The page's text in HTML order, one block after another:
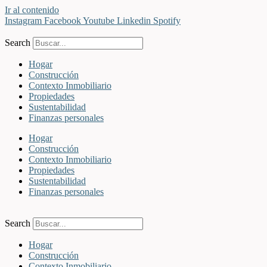
Ir al contenido
Instagram FacebookYoutube Linkedin Spotify
Search
Hogar
Construcción
Contexto Inmobiliario
Propiedades
Sustentabilidad
Finanzas personales
Hogar
Construcción
Contexto Inmobiliario
Propiedades
Sustentabilidad
Finanzas personales
Search
Hogar
Construcción